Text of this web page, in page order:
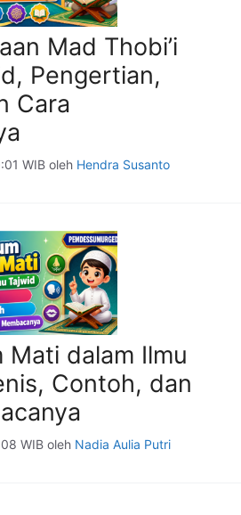
Mad Thobi’i
Pengertian,
Cara
WIB oleh Hendra Susanto
Mati dalam Ilmu
Contoh, dan
WIB oleh Nadia Aulia Putri